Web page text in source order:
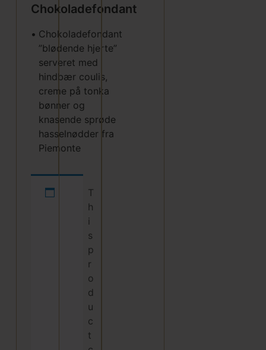
Chokoladefondant
• Chokoladefondant
”blødende hjerte”
serveret med
hindbær coulis,
creme på tonka
bønner og
knasende sprøde
hasselnødder fra
Piemonte
T
h
i
s
p
r
o
d
u
c
t